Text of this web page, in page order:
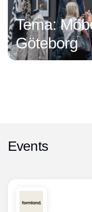
Tema:
Göteborg
Events